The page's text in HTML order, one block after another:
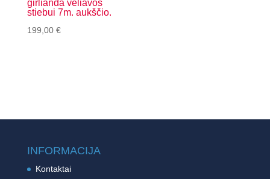
girlianda vėliavos
stiebui 7m. aukščio.
199,00 €
INFORMACIJA
Kontaktai